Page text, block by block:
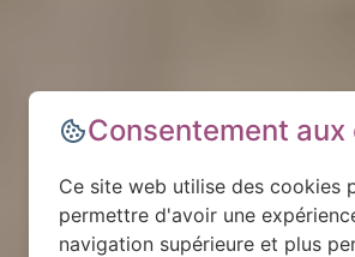
Consentement aux
Ce site web utilise des cookies
permettre d'avoir une
navigation supérieure et plus